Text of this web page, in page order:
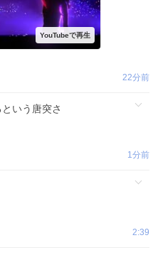
22分前
いう唐突さ
1分前
2:39